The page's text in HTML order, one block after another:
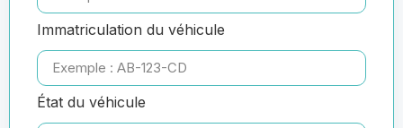
Immatriculation du véhicule
État du véhicule